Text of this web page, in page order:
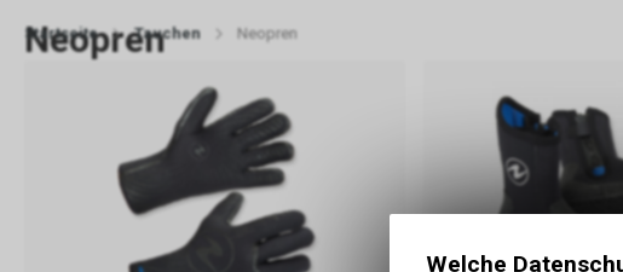
Startseite Tauchen Neopren
Neopren
Welche